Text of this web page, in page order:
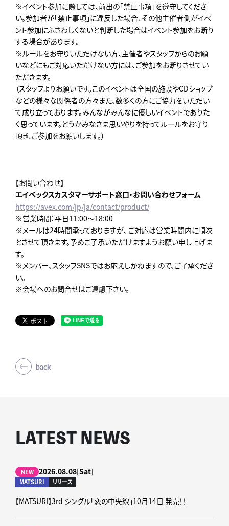
※イベント参加に際しては、前出の「禁止事項」を遵守してくださ
い。参加者が「禁止事項」に違反した場合、その他主催者側がイベ
ント参加にふさわしくないと判断した場合はイベント参加をお断り
する場合があります。
※ルールをお守りいただけない方、主催者やスタッフからのお願
いなどにもご対応いただけない方には、ご参加をお断りさせてい
ただきます。
（スタッフよりお願いです。このイベントは全国の施設やCDショップ
などの様々な関係者の方々また、数多くの方にご協力をいただい
て成り立っております。みんながみんなに優しいイベントでありた
く思っています。どうかみなさま思いやりを持ってルールをお守り
頂き、ご参加をお願いします。）
【お問い合わせ】
エイベックスカスタマーサポート窓口・お問い合わせフォーム
https://avex.com/jp/ja/contact/product/
※営業時間：平日11:00～18:00
※メールは24時間承っておりますが、 ご対応は営業時間内に順次
とさせて頂きます。予めご了承いただけますようお願い申し上げま
す。
※メンバー、スタッフSNSではお応えしかねますので、ご了承くださ
い。
※会場へのお問合せはご遠慮下さい。
back
LATEST NEWS
NEW 2026.08.08[Sat]
MATSURI リリース
【MATSURI】3rd シングル「恋の中央線」10月14日 発売！！